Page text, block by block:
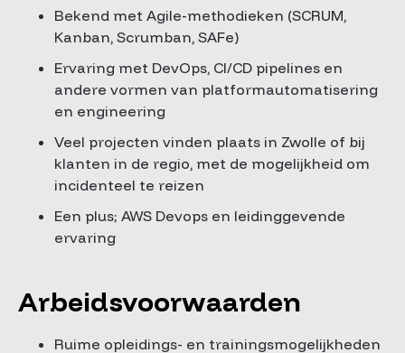
Bekend met Agile-methodieken (SCRUM,
Kanban, Scrumban, SAFe)
Ervaring met DevOps, CI/CD pipelines en
andere vormen van platformautomatisering
en engineering
Veel projecten vinden plaats in Zwolle of bij
klanten in de regio, met de mogelijkheid om
incidenteel te reizen
Een plus; AWS Devops en leidinggevende
ervaring
Arbeidsvoorwaarden
Ruime opleidings- en trainingsmogelijkheden